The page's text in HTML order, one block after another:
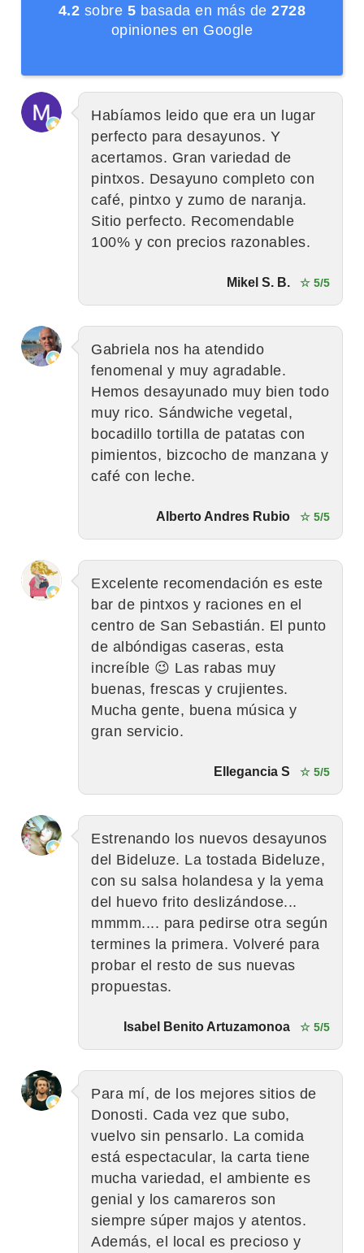
4.2 sobre 5 basada en más de2728
opiniones en Google
Habíamos leido que era un lugar
perfecto para desayunos. Y
acertamos. Gran variedad de
pintxos. Desayuno completo con
café, pintxo y zumo de naranja.
Sitio perfecto. Recomendable
100% y con precios razonables.
Mikel S. B. ☆ 5/5
Gabriela nos ha atendido
fenomenal y muy agradable.
Hemos desayunado muy bien todo
muy rico. Sándwiche vegetal,
bocadillo tortilla de patatas con
pimientos, bizcocho de manzana y
café con leche.
Alberto Andres Rubio ☆ 5/5
Excelente recomendación es este
bar de pintxos y raciones en el
centro de San Sebastián. El punto
de albóndigas caseras, esta
increíble 😉 Las rabas muy
buenas, frescas y crujientes.
Mucha gente, buena música y
gran servicio.
Ellegancia S ☆ 5/5
Estrenando los nuevos desayunos
del Bideluze. La tostada Bideluze,
con su salsa holandesa y la yema
del huevo frito deslizándose...
mmmm.... para pedirse otra según
termines la primera. Volveré para
probar el resto de sus nuevas
propuestas.
Isabel Benito Artuzamonoa ☆ 5/5
Para mí, de los mejores sitios de
Donosti. Cada vez que subo,
vuelvo sin pensarlo. La comida
está espectacular, la carta tiene
mucha variedad, el ambiente es
genial y los camareros son
siempre súper majos y atentos.
Además, el local es precioso y